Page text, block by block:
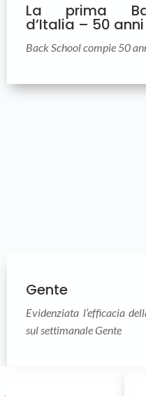
La prima
d’Italia – 50 anni
Back School compie 50
Gente
Evidenziata l’efficacia
sul settimanale Gente